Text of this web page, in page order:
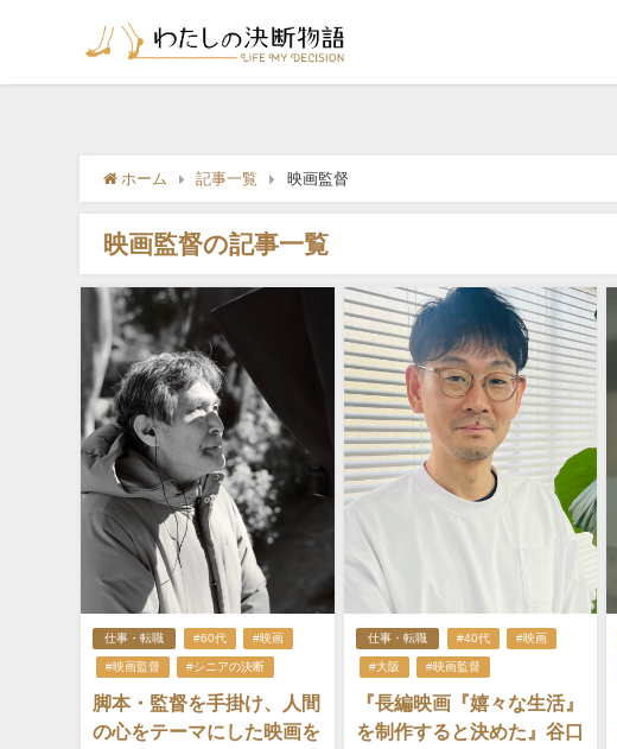
ホーム 記事一覧 映画監督
映画監督の記事一覧
仕事・転職 #60代 #映画
#映画監督 #シニアの決断
脚本・監督を手掛け、人間
の心をテーマにした映画を
仕事・転職 #40代 #映画
#大阪 #映画監督
『長編映画『嬉々な生活』
を制作すると決めた』谷口